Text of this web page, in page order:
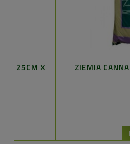
ZIEMIA CANNA TERRA
DO